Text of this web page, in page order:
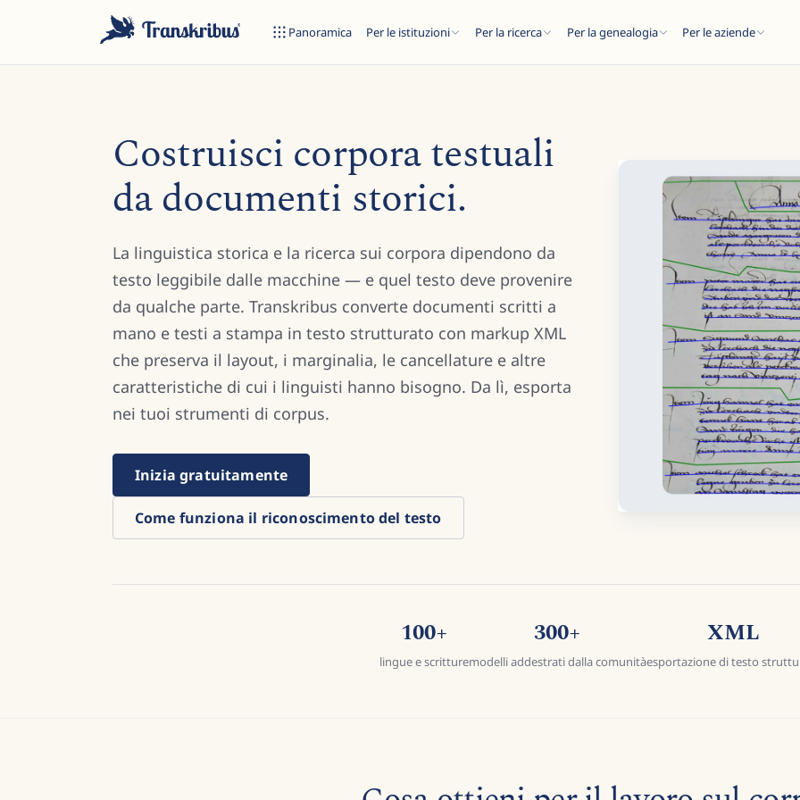
Panoramica Per le istituzioni Per la ricerca Per la genealogia Per le aziende
ESC
Inizia a digitare per cercare tra modelli, sites e articoli del blog...
Costruisci corpora testuali
da documenti storici.
La linguistica storica e la ricerca sui corpora dipendono da
testo leggibile dalle macchine — e quel testo deve provenire
da qualche parte. Transkribus converte documenti scritti a
mano e testi a stampa in testo strutturato con markup XML
che preserva il layout, i marginalia, le cancellature e altre
caratteristiche di cui i linguisti hanno bisogno. Da lì, esporta
nei tuoi strumenti di corpus.
Inizia gratuitamente
Come funziona il riconoscimento del testo
100+
lingue e scritture
300+
modelli addestrati dalla comunità
XML
esportazione di testo